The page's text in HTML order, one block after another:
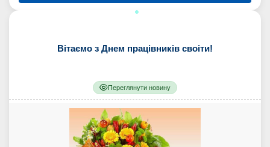
Вітаємо з Днем працівників своіти!
Переглянути новину